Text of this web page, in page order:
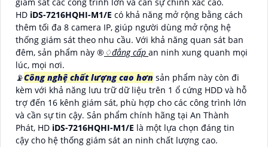
giám sát các công trình lớn và cần sự chính xác cao.
HD iDS-7216HQHI-M1/E có khả năng mở rộng bằng cách
thêm tối đa 8 camera IP, giúp người dùng mở rộng hệ
thống giám sát theo nhu cầu. Với khả năng quan sát ban
đêm, sản phẩm này ®️ ♢đẳng cấp an ninh xung quanh mọi
lúc, mọi nơi.
📡Công nghệ chất lượng cao hơn sản phẩm này còn đi
kèm với khả năng lưu trữ dữ liệu trên 1 ổ cứng HDD và hỗ
trợ đến 16 kênh giám sát, phù hợp cho các công trình lớn
và cần sự tin cậy. Sản phẩm chính hãng tại An Thành
Phát, HD iDS-7216HQHI-M1/E là một lựa chọn đáng tin
cậy cho hệ thống giám sát an ninh chất lượng cao.